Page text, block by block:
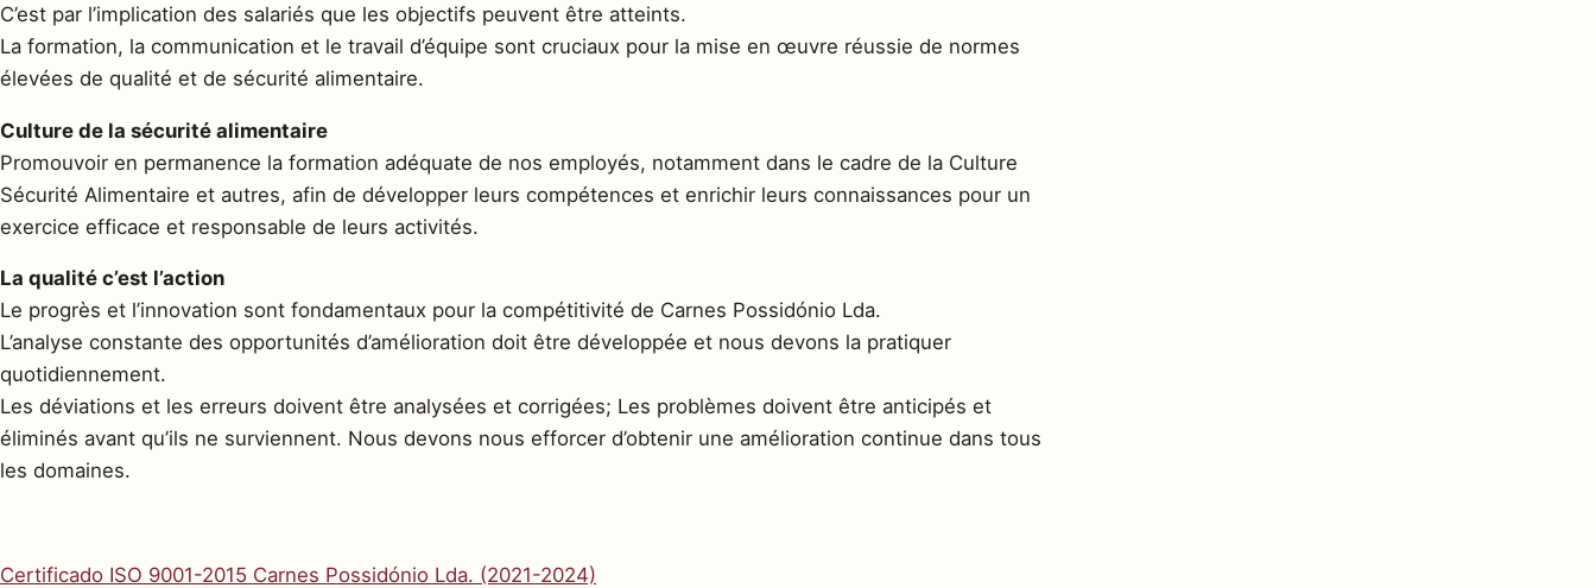
C’est par l’implication des salariés que les objectifs peuvent être atteints.
La formation, la communication et le travail d’équipe sont cruciaux pour la mise en œuvre réussie de normes
élevées de qualité et de sécurité alimentaire.
Culture de la sécurité alimentaire
Promouvoir en permanence la formation adéquate de nos employés, notamment dans le cadre de la Culture
Sécurité Alimentaire et autres, afin de développer leurs compétences et enrichir leurs connaissances pour un
exercice efficace et responsable de leurs activités.
La qualité c’est l’action
Le progrès et l’innovation sont fondamentaux pour la compétitivité de Carnes Possidónio Lda.
L’analyse constante des opportunités d’amélioration doit être développée et nous devons la pratiquer
quotidiennement.
Les déviations et les erreurs doivent être analysées et corrigées; Les problèmes doivent être anticipés et
éliminés avant qu’ils ne surviennent. Nous devons nous efforcer d’obtenir une amélioration continue dans tous
les domaines.
Certificado ISO 9001-2015 Carnes Possidónio Lda. (2021-2024)